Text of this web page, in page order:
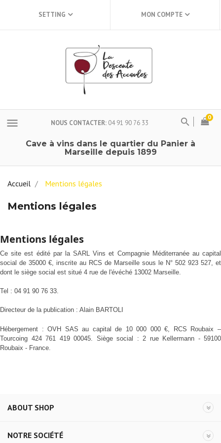
SETTING MON COMPTE
menu NOUS CONTACTER 04 91 90 76 33
0
Cave à vins dans le quartier du Panier à
Marseille depuis 1899
Accueil Mentions légales
Mentions légales
Mentions légales
Ce site est édité par la SARL Vins et Compagnie Méditerranée au capital
social de 35000 €, inscrite au RCS de Marseille sous le N° 502 923 527, et
dont le siège social est situé 4 rue de l'évéché 13002 Marseille.
Tel : 04 91 90 76 33.
Directeur de la publication : Alain BARTOLI
Hébergement : OVH SAS au capital de 10 000 000 €, RCS Roubaix –
Tourcoing 424 761 419 00045. Siège social : 2 rue Kellermann - 59100
Roubaix - France.
ABOUT SHOP
NOTRE SOCIÉTÉ